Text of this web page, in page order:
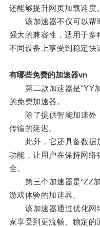
还能够提升网页加载速度。
该加速器不仅可以帮
强大的兼容性，适用于多
不同设备上享受到稳定快
有哪些免费的加速器vn
第二款加速器是“YY加
的免费加速器。
除了提供智能加速外
传输的延迟。
此外，它还具备数据
功能，让用户在保持网络
全。
第三个加速器是“ZZ加
游戏体验的加速器。
该加速器通过优化网
家享受到更流畅、稳定的